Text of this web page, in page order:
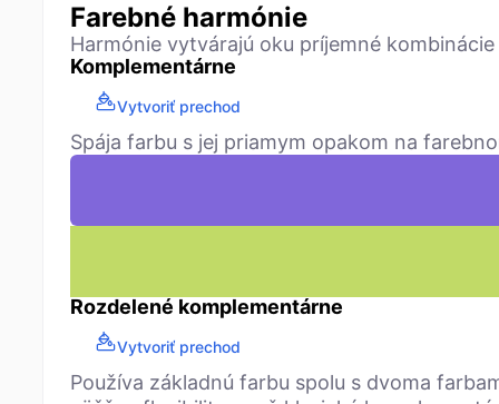
Farebné harmónie
Harmónie vytvárajú oku príjemné
Komplementárne
Vytvoriť prechod
Spája farbu s jej priamym opakom na
Rozdelené komplementárne
Vytvoriť prechod
Používa základnú farbu spolu s dvoma